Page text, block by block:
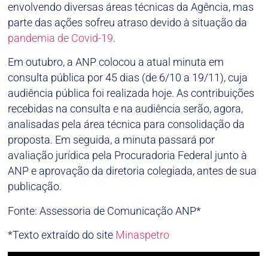
envolvendo diversas áreas técnicas da Agência, mas
parte das ações sofreu atraso devido à situação da
pandemia de Covid-19.
Em outubro, a ANP colocou a atual minuta em
consulta pública por 45 dias (de 6/10 a 19/11), cuja
audiência pública foi realizada hoje. As contribuições
recebidas na consulta e na audiência serão, agora,
analisadas pela área técnica para consolidação da
proposta. Em seguida, a minuta passará por
avaliação jurídica pela Procuradoria Federal junto à
ANP e aprovação da diretoria colegiada, antes de sua
publicação.
Fonte: Assessoria de Comunicação ANP*
*Texto extraído do site Minaspetro